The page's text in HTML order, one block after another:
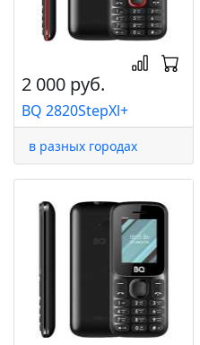
2 000 руб.
BQ 2820StepXl+
в разных городах